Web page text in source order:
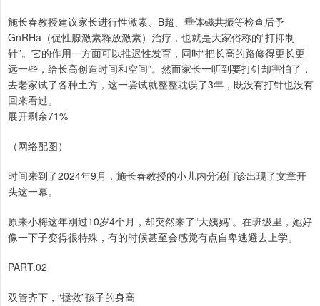
施长春教授建议家长进行性激素、B超、垂体磁共振等检查后予
GnRHa（促性腺激素释放激素）治疗，也就是大家俗称的“打抑制
针”。它的作用一方面可以推迟性发育，同时“把长高的路修得更长更
远一些，给长高创造时间和空间”。然而家长一听到要打针却害怕了，
去老家试了各种土方，这一尝试就整整耽误了3年，既没有打针也没有
回来看过。
展开剩余71%
（网络配图）
时间来到了2024年9月，施长春教授的小儿内分泌门诊出现了文章开
头这一幕。
原来小梅这年刚过10岁4个月，却突然来了“大姨妈”。在班级里，她好
像一下子变得很特殊，有的时候甚至会感觉有点自卑逃避去上学。
PART.02
双管齐下，“拯救”孩子的身高